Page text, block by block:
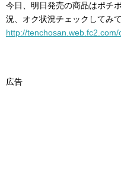
今日、明日発売の商品はポチ
況、オク状況チェックしてみて
http://
広告